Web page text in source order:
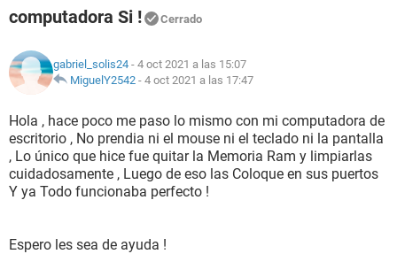
computadora Si !
Cerrado
gabriel_solis24 - 4 oct 2021 a las 15:07
MiguelY2542 - 4 oct 2021 a las 17:47
Hola , hace poco me paso lo mismo con mi computadora de
escritorio , No prendia ni el mouse ni el teclado ni la pantalla
, Lo único que hice fue quitar la Memoria Ram y limpiarlas
cuidadosamente , Luego de eso las Coloque en sus puertos
Y ya Todo funcionaba perfecto !
Espero les sea de ayuda !